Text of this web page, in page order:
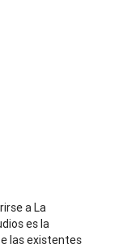
a La
es la
las existentes